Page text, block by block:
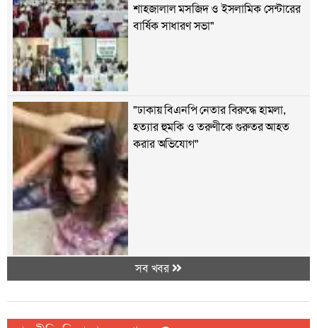
শাহজালাল মসজিদ ও ইসলামিক সেন্টারের
বার্ষিক সাধারণ সভা"
"ঢাকায় বিএনপি নেতার বিরুদ্ধে হামলা,
হত্যার হুমকি ও তরুণীকে গুরুতর আহত
করার অভিযোগ"
"মুক্তাগাছায় এক পরিবারের বাড়িতে হামলা
সব খবর